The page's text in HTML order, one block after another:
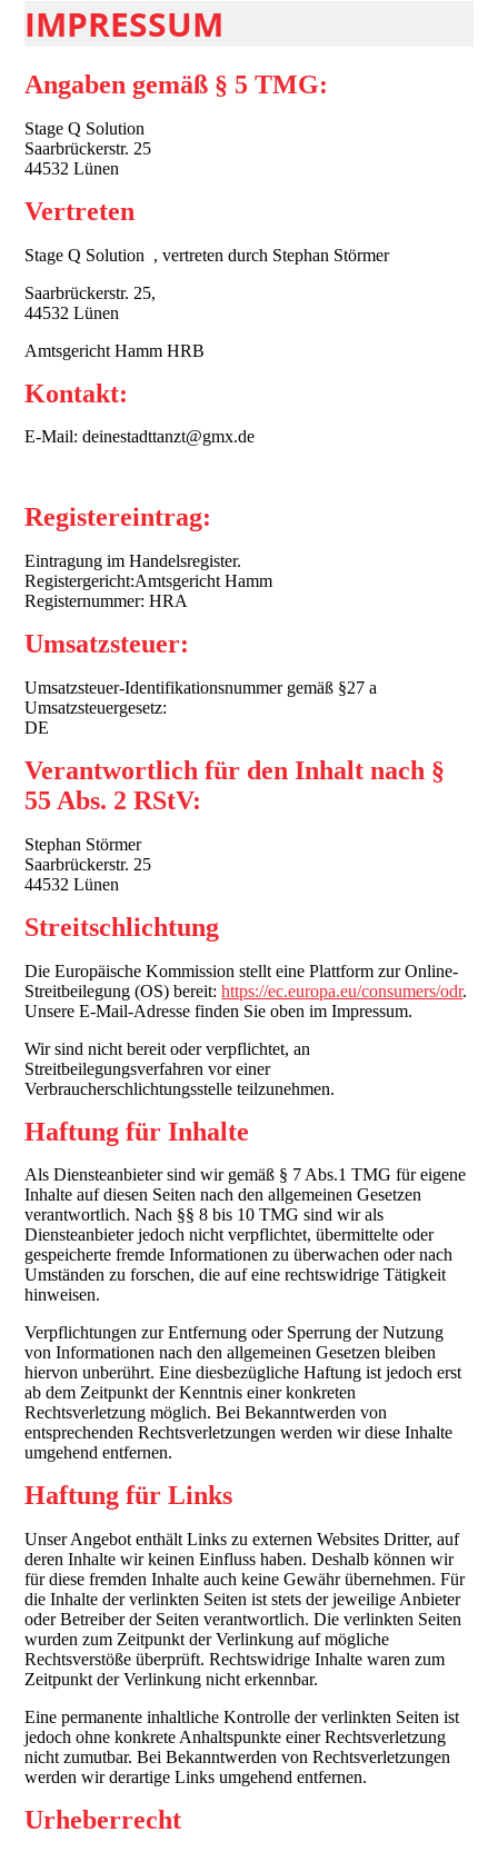
IMPRESSUM
Angaben gemäß § 5 TMG:
Stage Q Solution
Saarbrückerstr. 25
44532 Lünen
Vertreten
Stage Q Solution , vertreten durch Stephan Störmer
Saarbrückerstr. 25,
44532 Lünen
Amtsgericht Hamm HRB
Kontakt:
E-Mail: deinestadttanzt@gmx.de
Registereintrag:
Eintragung im Handelsregister.
Registergericht:Amtsgericht Hamm
Registernummer: HRA
Umsatzsteuer:
Umsatzsteuer-Identifikationsnummer gemäß §27 a
Umsatzsteuergesetz:
DE
Verantwortlich für den Inhalt nach §
55 Abs. 2 RStV:
Stephan Störmer
Saarbrückerstr. 25
44532 Lünen
Streitschlichtung
Die Europäische Kommission stellt eine Plattform zur Online-
Streitbeilegung (OS) bereit:https://ec.europa.eu/consumers/odr.
Unsere E-Mail-Adresse finden Sie oben im Impressum.
Wir sind nicht bereit oder verpflichtet, an
Streitbeilegungsverfahren vor einer
Verbraucherschlichtungsstelle teilzunehmen.
Haftung für Inhalte
Als Diensteanbieter sind wir gemäß § 7 Abs.1 TMG für eigene
Inhalte auf diesen Seiten nach den allgemeinen Gesetzen
verantwortlich. Nach §§ 8 bis 10 TMG sind wir als
Diensteanbieter jedoch nicht verpflichtet, übermittelte oder
gespeicherte fremde Informationen zu überwachen oder nach
Umständen zu forschen, die auf eine rechtswidrige Tätigkeit
hinweisen.
Verpflichtungen zur Entfernung oder Sperrung der Nutzung
von Informationen nach den allgemeinen Gesetzen bleiben
hiervon unberührt. Eine diesbezügliche Haftung ist jedoch erst
ab dem Zeitpunkt der Kenntnis einer konkreten
Rechtsverletzung möglich. Bei Bekanntwerden von
entsprechenden Rechtsverletzungen werden wir diese Inhalte
umgehend entfernen.
Haftung für Links
Unser Angebot enthält Links zu externen Websites Dritter, auf
deren Inhalte wir keinen Einfluss haben. Deshalb können wir
für diese fremden Inhalte auch keine Gewähr übernehmen. Für
die Inhalte der verlinkten Seiten ist stets der jeweilige Anbieter
oder Betreiber der Seiten verantwortlich. Die verlinkten Seiten
wurden zum Zeitpunkt der Verlinkung auf mögliche
Rechtsverstöße überprüft. Rechtswidrige Inhalte waren zum
Zeitpunkt der Verlinkung nicht erkennbar.
Eine permanente inhaltliche Kontrolle der verlinkten Seiten ist
jedoch ohne konkrete Anhaltspunkte einer Rechtsverletzung
nicht zumutbar. Bei Bekanntwerden von Rechtsverletzungen
werden wir derartige Links umgehend entfernen.
Urheberrecht